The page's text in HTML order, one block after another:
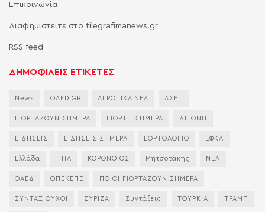
Επικοινωνία
Διαφημιστείτε στο tilegrafimanews.gr
RSS feed
ΔΗΜΟΦΙΛΕΙΣ ΕΤΙΚΕΤΕΣ
News OAED.GR ΑΓΡΟΤΙΚΑ ΝΕΑ ΑΣΕΠ
ΓΙΟΡΤΑΖΟΥΝ ΣΗΜΕΡΑ ΓΙΟΡΤΗ ΣΗΜΕΡΑ ΔΙΕΘΝΗ
ΕΙΔΗΣΕΙΣ ΕΙΔΗΣΕΙΣ ΣΗΜΕΡΑ ΕΟΡΤΟΛΟΓΙΟ ΕΦΚΑ
Ελλάδα ΗΠΑ ΚΟΡΟΝΟΙΟΣ Μητσοτάκης ΝΕΑ
ΟΑΕΔ ΟΠΕΚΕΠΕ ΠΟΙΟΙ ΓΙΟΡΤΑΖΟΥΝ ΣΗΜΕΡΑ
ΣΥΝΤΑΞΙΟΥΧΟΙ ΣΥΡΙΖΑ Συντάξεις ΤΟΥΡΚΙΑ ΤΡΑΜΠ